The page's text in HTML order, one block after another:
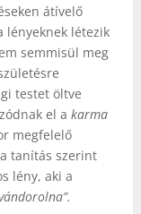
átívelő
lényeknek létezik
semmisül meg
testet öltve
el a karma
megfelelő
tanítás szerint
lény, aki a